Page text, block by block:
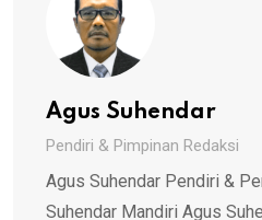
Agus Suhendar
Pendiri & Pimpinan Redaksi
Agus Suhendar Pendiri &
Suhendar Mandiri Agus